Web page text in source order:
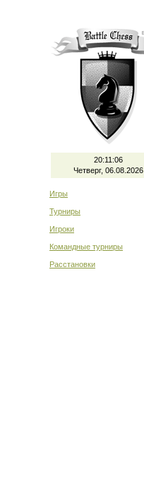
20:11:07
Четверг, 06.08.2026
Игры
Турниры
Игроки
Командные турниры
Расстановки